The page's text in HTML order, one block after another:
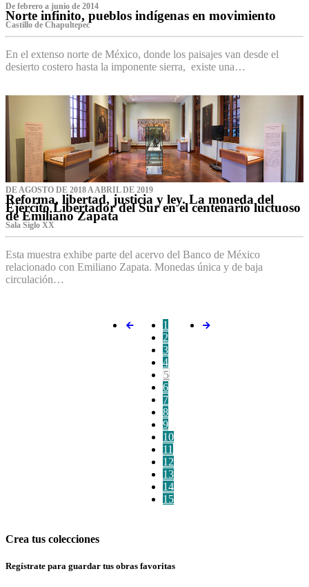
De febrero a junio de 2014
Norte infinito, pueblos indígenas en movimiento
Castillo de Chapultepec
En el extenso norte de México, donde los paisajes van desde el
desierto costero hasta la imponente sierra, existe una…
DE AGOSTO DE 2018 A ABRIL DE 2019
Reforma, libertad, justicia y ley. La moneda del
Ejército Libertador del Sur en el centenario luctuoso
de Emiliano Zapata
Sala Siglo XX
Esta muestra exhibe parte del acervo del Banco de México
relacionado con Emiliano Zapata. Monedas única y de baja
circulación…
1
2
3
4
5
6
7
8
9
10
11
12
13
14
15
Crea tus colecciones
Regístrate para guardar tus obras favoritas